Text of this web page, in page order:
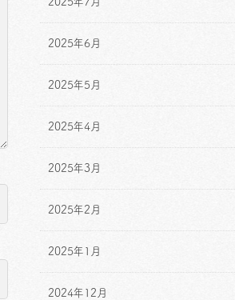
2025年6月
2025年5月
2025年4月
2025年3月
2025年2月
2025年1月
2024年12月